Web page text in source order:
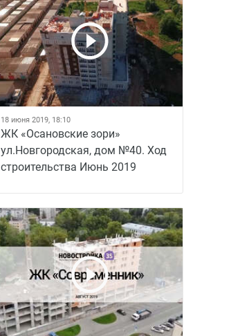
18 июня 2019, 18:10
ЖК «Осановские зори»
ул.Новгородская, дом №40. Ход
строительства Июнь 2019